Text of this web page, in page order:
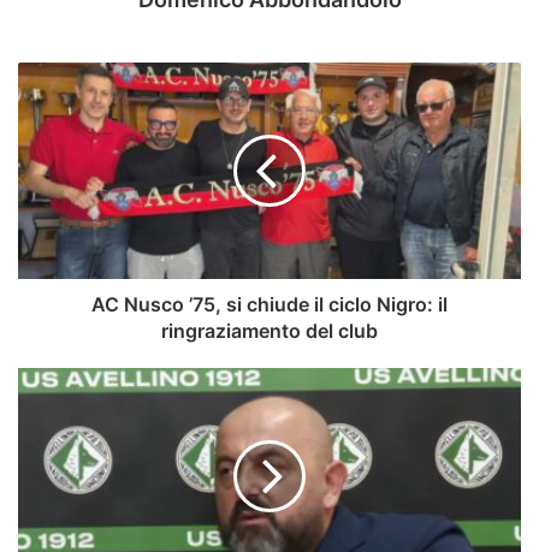
AC
Nusco
’75,
si
chiude
il
ciclo
Nigro:
il
ringraziamentoAC Nusco ’75, si chiude il ciclo Nigro: il
ringraziamento del club
Faticanti,
Juventus
completa
l’Avellino